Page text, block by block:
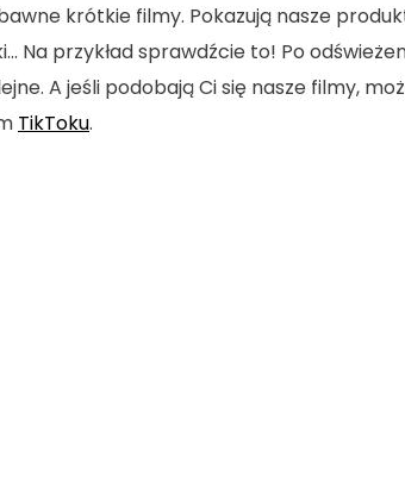
krótkie filmy. Pokazują nasze
Na przykład sprawdźcie to! Po
A jeśli podobają Ci się nasze filmy,
TikToku.